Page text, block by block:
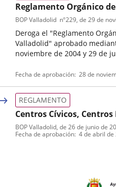
Reglamento Orgánico
Deroga el "Reglamento
Valladolid" aprobado
noviembre de 2004 y 29 de
de
normativa
boletin
BOP Valladolid nº229, de 29 de
Fecha de aprobación 28 de
Centros Cívicos,
de Iniciativas
Tipo
de
REGLAMENTO
Referencia
boletin
BOP Valladolid, de 26 de junio de
Fecha de aprobación 4 de abril de